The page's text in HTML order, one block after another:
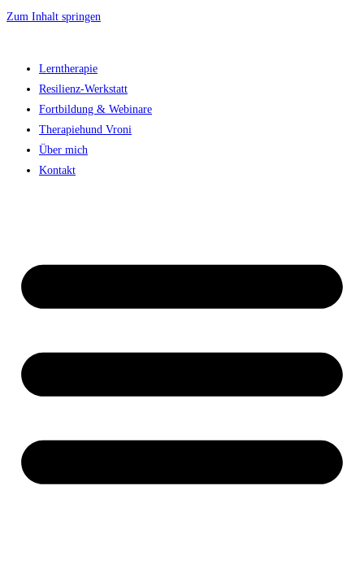
Zum Inhalt springen
Lerntherapie
Resilienz-Werkstatt
Fortbildung & Webinare
Therapiehund Vroni
Über mich
Kontakt